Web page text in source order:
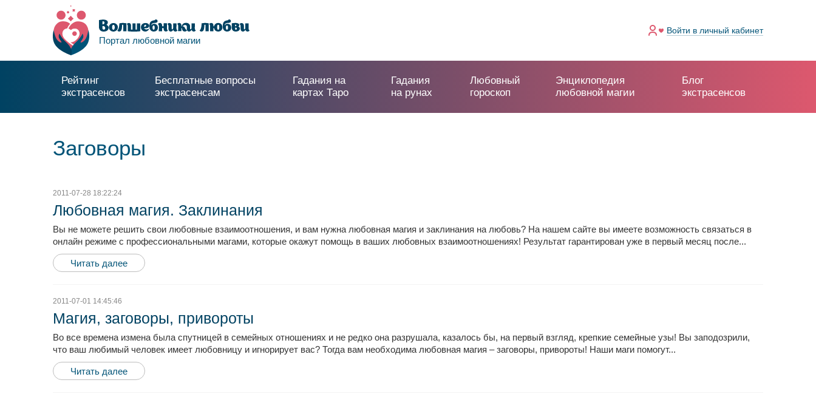
Портал любовной магии
Войти в личный кабинет
Рейтинг
экстрасенсов
Бесплатные вопросы
экстрасенсам
Гадания на
картах Таро
Гадания
на рунах
Любовный
гороскоп
Энциклопедия
любовной магии
Блог
экстрасенсов
Заговоры
2011-07-28 18:22:24
Любовная магия. Заклинания
Вы не можете решить свои любовные взаимоотношения, и вам нужна любовная магия и заклинания на любовь? На нашем сайте вы имеете возможность связаться в
онлайн режиме с профессиональными магами, которые окажут помощь в ваших любовных взаимоотношениях! Результат гарантирован уже в первый месяц после...
Читать далее
2011-07-01 14:45:46
Магия, заговоры, привороты
Во все времена измена была спутницей в семейных отношениях и не редко она разрушала, казалось бы, на первый взгляд, крепкие семейные узы! Вы заподозрили,
что ваш любимый человек имеет любовницу и игнорирует вас? Тогда вам необходима любовная магия – заговоры, привороты! Наши маги помогут...
Читать далее